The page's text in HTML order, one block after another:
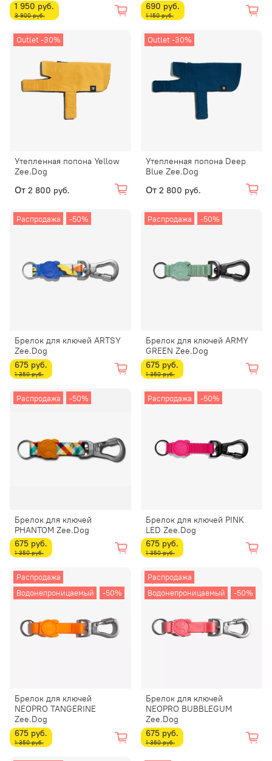
1 950 руб.
3 900 руб.
690 руб.
1 150 руб.
Outlet -30%
Утепленная попона Yellow
Zee.Dog
От 2 800 руб.
Outlet -30%
Утепленная попона Deep
Blue Zee.Dog
От 2 800 руб.
Распродажа -50%
Брелок для ключей ARTSY
Zee.Dog
675 руб.
1 350 руб.
Распродажа -50%
Брелок для ключей ARMY
GREEN Zee.Dog
675 руб.
1 350 руб.
Распродажа -50%
Брелок для ключей
PHANTOM Zee.Dog
675 руб.
1 350 руб.
Распродажа -50%
Брелок для ключей PINK
LED Zee.Dog
675 руб.
1 350 руб.
Распродажа
Водонепроницаемый
-50%
Брелок для ключей
NEOPRO TANGERINE
Zee.Dog
675 руб.
1 350 руб.
Распродажа
Водонепроницаемый
-50%
Брелок для ключей
NEOPRO BUBBLEGUM
Zee.Dog
675 руб.
1 350 руб.